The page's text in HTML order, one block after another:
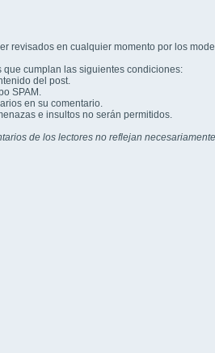
revisados en cualquier momento por los
cumplan las siguientes condiciones:
del post.
SPAM.
en su comentario.
e insultos no serán permitidos.
de los lectores no reflejan